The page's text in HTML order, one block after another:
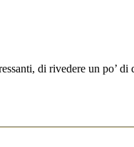
di rivedere un po’ di